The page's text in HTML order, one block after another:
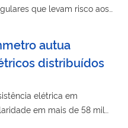
que levam risco aos
autua
distribuídos
elétrica em
em mais de 58 mil